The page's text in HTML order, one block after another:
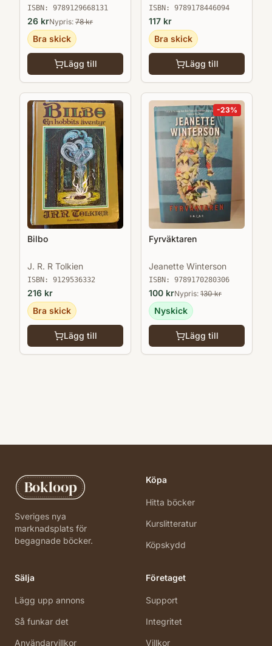
ISBN: 9789129668131
26 krNypris: 78kr
Bra skick
Lägg till
ISBN: 9789178446094
117 kr
Bra skick
Lägg till
Bilbo
J. R. R Tolkien
ISBN: 9129536332
216 kr
Bra skick
Lägg till
-23%
Fyrväktaren
Jeanette Winterson
ISBN: 9789170280306
100 krNypris: 130kr
Nyskick
Lägg till
Bokloop
Sveriges nya
marknadsplats för
begagnade böcker.
Köpa
Hitta böcker
Kurslitteratur
Köpskydd
Sälja
Lägg upp annons
Så funkar det
Användarvillkor
Företaget
Support
Integritet
Villkor